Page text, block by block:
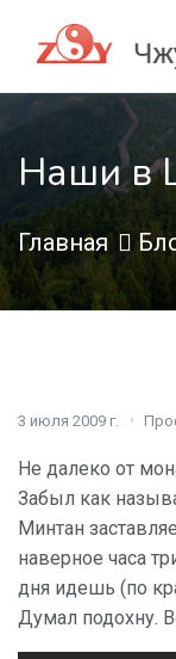
Наши в
Главная
3 июля 2009 г.
Не далеко от
Забыл как
Минтан
наверное часа
дня идешь (по
Думал подохну.